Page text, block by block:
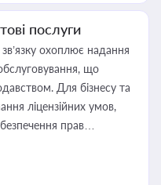
послуги
охоплює надання
що
Для бізнесу та
ліцензійних умов,
прав